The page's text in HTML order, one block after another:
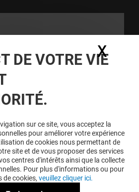
des
DE VOTRE VIE
sur ce site, vous acceptez la
pour améliorer votre expérience
de cookies nous permettant de
site et de vous proposer des services
centres d'intérêts ainsi que la collecte
Pour plus d'informations ou pour
de cookies, veuillez cliquer ici.
X